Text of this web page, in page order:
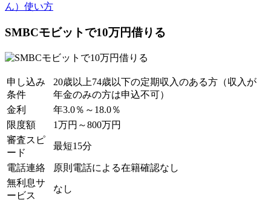
ん）使い方
SMBCモビットで10万円借りる
申し込み
条件
20歳以上74歳以下の定期収入のある方（収入が
年金のみの方は申込不可）
金利
年3.0％～18.0％
限度額
1万円～800万円
審査スピ
ード
最短15分
電話連絡
原則電話による在籍確認なし
無利息サ
ービス
なし